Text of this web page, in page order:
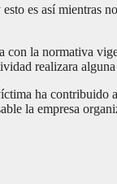
es así mientras
la normativa
realizara
ha contribuido
la empresa